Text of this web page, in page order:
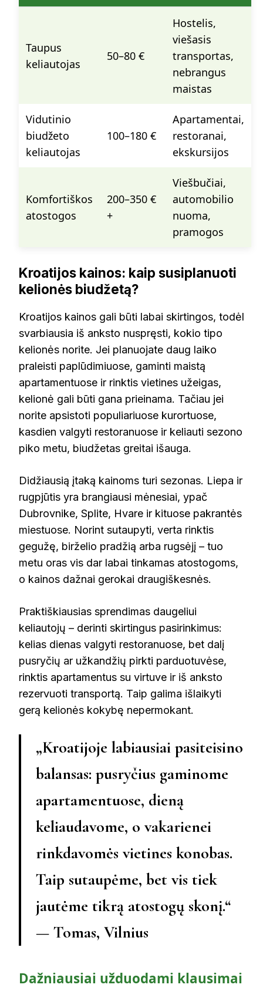
Taupus
keliautojas
50–80 €
Hostelis,
viešasis
transportas,
nebrangus
maistas
Vidutinio
biudžeto
keliautojas
100–180 €
Apartamentai,
restoranai,
ekskursijos
Komfortiškos
atostogos
200–350 €
+
Viešbučiai,
automobilio
nuoma,
pramogos
Kroatijos kainos: kaip susiplanuoti
kelionės biudžetą?
Kroatijos kainos gali būti labai skirtingos, todėl
svarbiausia iš anksto nuspręsti, kokio tipo
kelionės norite. Jei planuojate daug laiko
praleisti paplūdimiuose, gaminti maistą
apartamentuose ir rinktis vietines užeigas,
kelionė gali būti gana prieinama. Tačiau jei
norite apsistoti populiariuose kurortuose,
kasdien valgyti restoranuose ir keliauti sezono
piko metu, biudžetas greitai išauga.
Didžiausią įtaką kainoms turi sezonas. Liepa ir
rugpjūtis yra brangiausi mėnesiai, ypač
Dubrovnike, Splite, Hvare ir kituose pakrantės
miestuose. Norint sutaupyti, verta rinktis
gegužę, birželio pradžią arba rugsėjį – tuo
metu oras vis dar labai tinkamas atostogoms,
o kainos dažnai gerokai draugiškesnės.
Praktiškiausias sprendimas daugeliui
keliautojų – derinti skirtingus pasirinkimus:
kelias dienas valgyti restoranuose, bet dalį
pusryčių ar užkandžių pirkti parduotuvėse,
rinktis apartamentus su virtuve ir iš anksto
rezervuoti transportą. Taip galima išlaikyti
gerą kelionės kokybę nepermokant.
„Kroatijoje labiausiai pasiteisino
balansas: pusryčius gaminome
apartamentuose, dieną
keliaudavome, o vakarienei
rinkdavomės vietines konobas.
Taip sutaupėme, bet vis tiek
jautėme tikrą atostogų skonį.“
— Tomas, Vilnius
Dažniausiai užduodami klausimai